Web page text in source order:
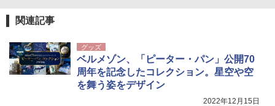
関連記事
グッズ
ベルメゾン、「ピーター・パン」公開70
周年を記念したコレクション。星空や空
を舞う姿をデザイン
2022年12月15日